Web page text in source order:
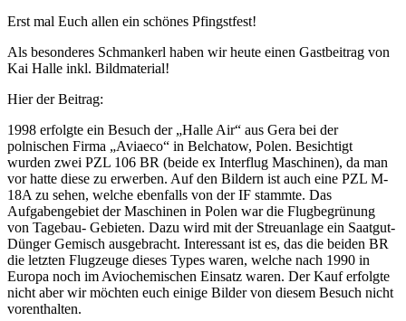
Erst mal Euch allen ein schönes Pfingstfest!
Als besonderes Schmankerl haben wir heute einen Gastbeitrag von
Kai Halle inkl. Bildmaterial!
Hier der Beitrag:
1998 erfolgte ein Besuch der „Halle Air“ aus Gera bei der
polnischen Firma „Aviaeco“ in Belchatow, Polen. Besichtigt
wurden zwei PZL 106 BR (beide ex Interflug Maschinen), da man
vor hatte diese zu erwerben. Auf den Bildern ist auch eine PZL M-
18A zu sehen, welche ebenfalls von der IF stammte. Das
Aufgabengebiet der Maschinen in Polen war die Flugbegrünung
von Tagebau- Gebieten. Dazu wird mit der Streuanlage ein Saatgut-
Dünger Gemisch ausgebracht. Interessant ist es, das die beiden BR
die letzten Flugzeuge dieses Types waren, welche nach 1990 in
Europa noch im Aviochemischen Einsatz waren. Der Kauf erfolgte
nicht aber wir möchten euch einige Bilder von diesem Besuch nicht
vorenthalten.